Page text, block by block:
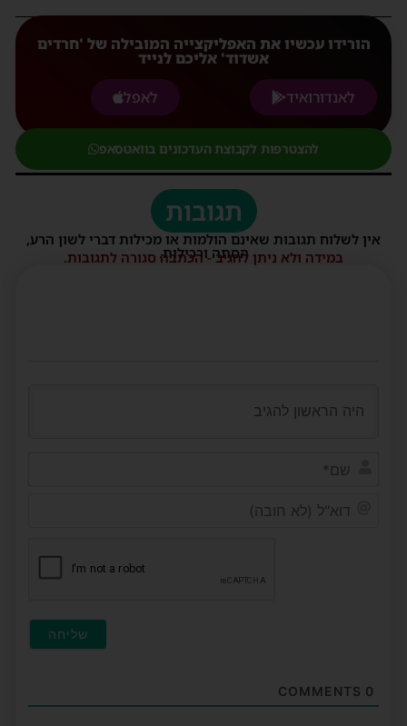
הורידו עכשיו את האפליקצייה המובילה של 'חרדים
אשדוד' אליכם לנייד
לאנדורואיד
לאפל
להצטרפות לקבוצת העדכונים בוואטסאפ
תגובות
אין לשלוח תגובות שאינם הולמות או מכילות דברי לשון הרע,
הסתה ורכילות.
במידה ולא ניתן להגיב - הכתבה סגורה לתגובות.
0